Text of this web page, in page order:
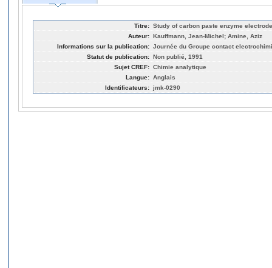
Titre: Study of carbon paste enzyme
Auteur: Kauffmann, Jean-Michel; Amine, Aziz
Informations sur la publication: Journée du Groupe contact
Statut de publication: Non publié, 1991
Sujet CREF: Chimie analytique
Langue: Anglais
Identificateurs: jmk-0290